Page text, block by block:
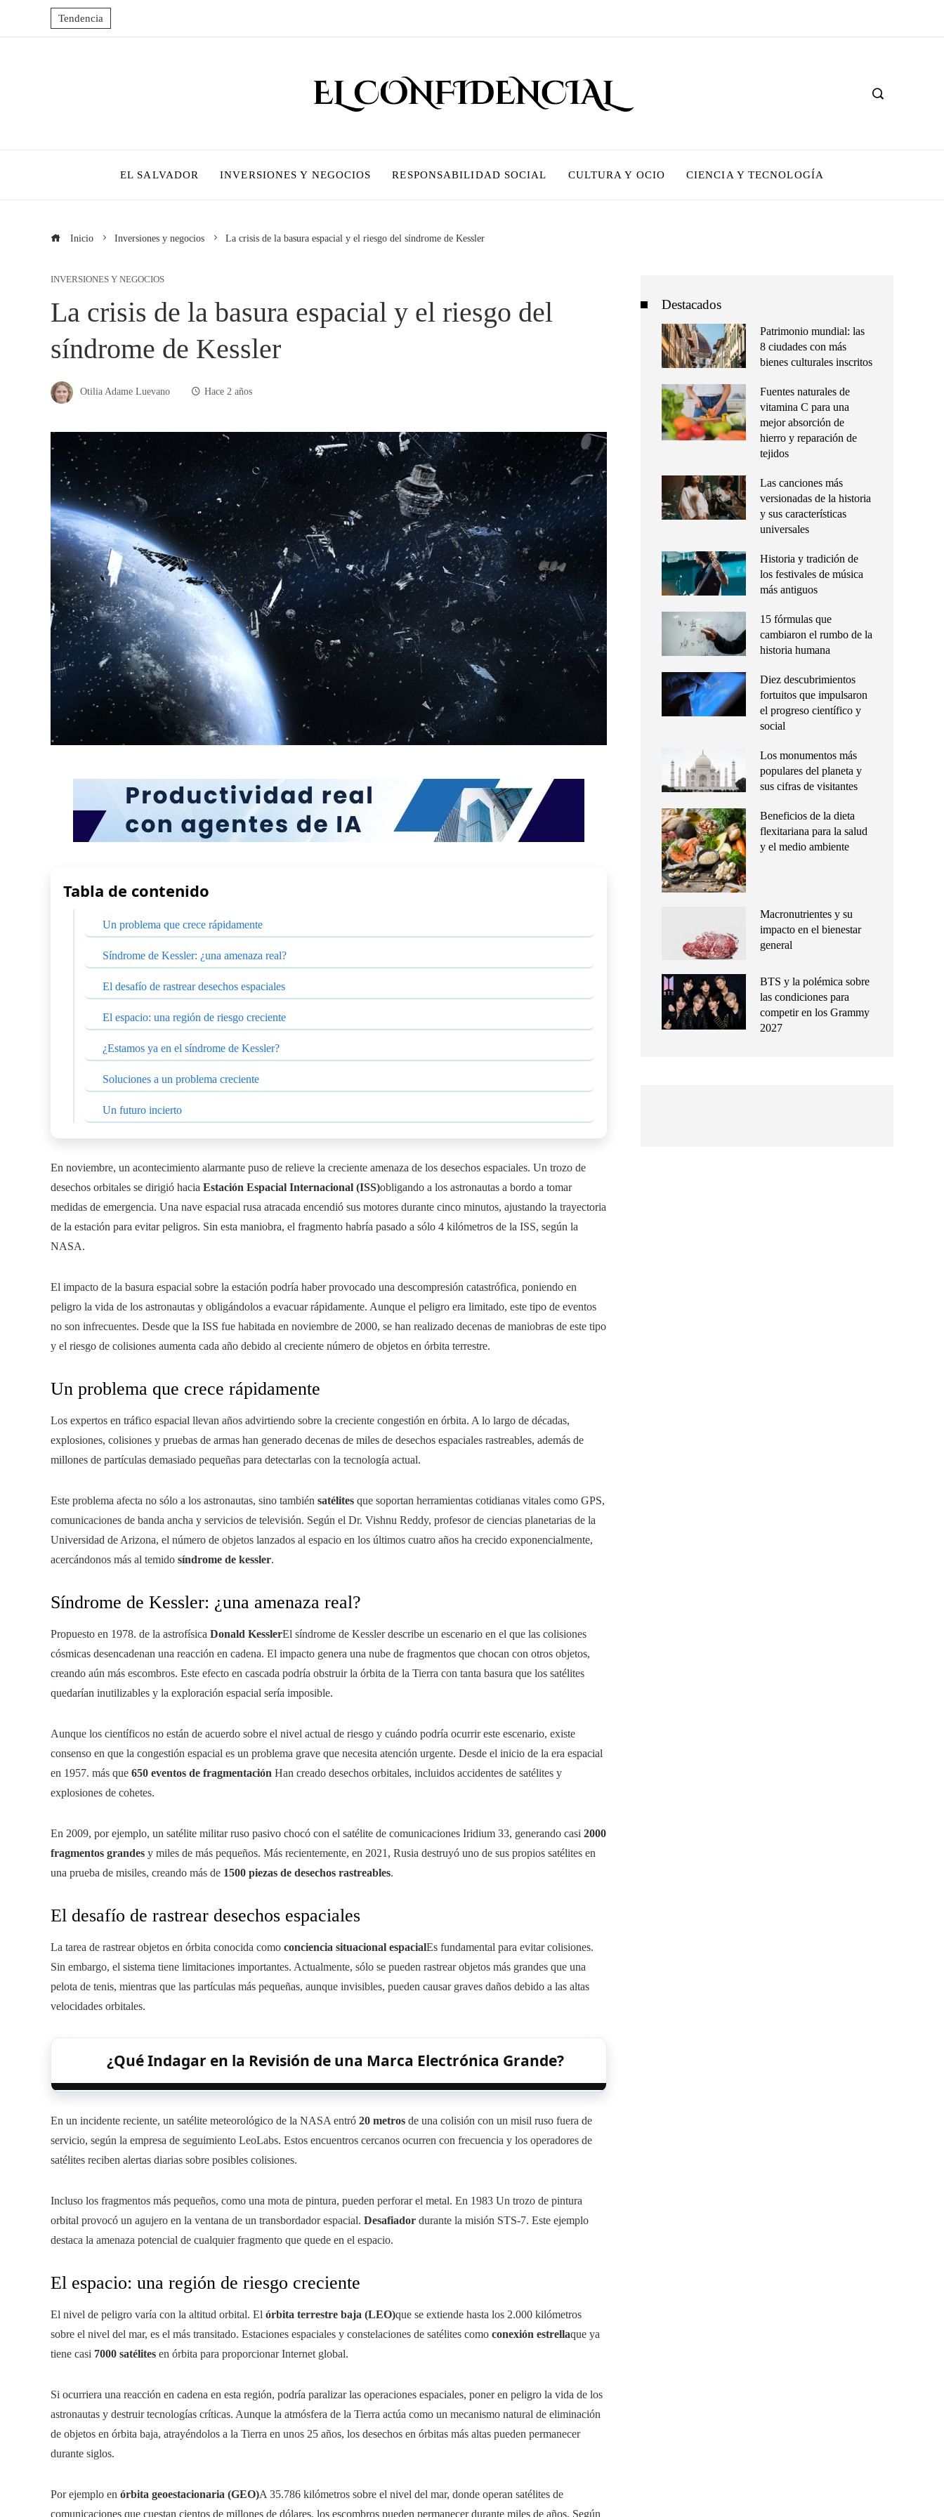
Tendencia
EL SALVADOR INVERSIONES Y NEGOCIOS RESPONSABILIDAD SOCIAL CULTURA Y OCIO CIENCIA Y TECNOLOGÍA
Inicio Inversiones y negocios La crisis de la basura espacial y el riesgo del síndrome de Kessler
INVERSIONES Y NEGOCIOS
La crisis de la basura espacial y el riesgo del
síndrome de Kessler
Otilia Adame Luevano Hace 2 años
Tabla de contenido
Un problema que crece rápidamente
Síndrome de Kessler: ¿una amenaza real?
El desafío de rastrear desechos espaciales
El espacio: una región de riesgo creciente
¿Estamos ya en el síndrome de Kessler?
Soluciones a un problema creciente
Un futuro incierto
En noviembre, un acontecimiento alarmante puso de relieve la creciente amenaza de los desechos espaciales. Un trozo de
desechos orbitales se dirigió hacia Estación Espacial Internacional (ISS)obligando a los astronautas a bordo a tomar
medidas de emergencia. Una nave espacial rusa atracada encendió sus motores durante cinco minutos, ajustando la trayectoria
de la estación para evitar peligros. Sin esta maniobra, el fragmento habría pasado a sólo 4 kilómetros de la ISS, según la
NASA.
El impacto de la basura espacial sobre la estación podría haber provocado una descompresión catastrófica, poniendo en
peligro la vida de los astronautas y obligándolos a evacuar rápidamente. Aunque el peligro era limitado, este tipo de eventos
no son infrecuentes. Desde que la ISS fue habitada en noviembre de 2000, se han realizado decenas de maniobras de este tipo
y el riesgo de colisiones aumenta cada año debido al creciente número de objetos en órbita terrestre.
Un problema que crece rápidamente
Los expertos en tráfico espacial llevan años advirtiendo sobre la creciente congestión en órbita. A lo largo de décadas,
explosiones, colisiones y pruebas de armas han generado decenas de miles de desechos espaciales rastreables, además de
millones de partículas demasiado pequeñas para detectarlas con la tecnología actual.
Este problema afecta no sólo a los astronautas, sino también satélites que soportan herramientas cotidianas vitales como GPS,
comunicaciones de banda ancha y servicios de televisión. Según el Dr. Vishnu Reddy, profesor de ciencias planetarias de la
Universidad de Arizona, el número de objetos lanzados al espacio en los últimos cuatro años ha crecido exponencialmente,
acercándonos más al temido síndrome de kessler.
Síndrome de Kessler: ¿una amenaza real?
Propuesto en 1978. de la astrofísica Donald KesslerEl síndrome de Kessler describe un escenario en el que las colisiones
cósmicas desencadenan una reacción en cadena. El impacto genera una nube de fragmentos que chocan con otros objetos,
creando aún más escombros. Este efecto en cascada podría obstruir la órbita de la Tierra con tanta basura que los satélites
quedarían inutilizables y la exploración espacial sería imposible.
Aunque los científicos no están de acuerdo sobre el nivel actual de riesgo y cuándo podría ocurrir este escenario, existe
consenso en que la congestión espacial es un problema grave que necesita atención urgente. Desde el inicio de la era espacial
en 1957. más que 650 eventos de fragmentación Han creado desechos orbitales, incluidos accidentes de satélites y
explosiones de cohetes.
En 2009, por ejemplo, un satélite militar ruso pasivo chocó con el satélite de comunicaciones Iridium 33, generando casi 2000
fragmentos grandes y miles de más pequeños. Más recientemente, en 2021, Rusia destruyó uno de sus propios satélites en
una prueba de misiles, creando más de 1500 piezas de desechos rastreables.
El desafío de rastrear desechos espaciales
La tarea de rastrear objetos en órbita conocida como conciencia situacional espacialEs fundamental para evitar colisiones.
Sin embargo, el sistema tiene limitaciones importantes. Actualmente, sólo se pueden rastrear objetos más grandes que una
pelota de tenis, mientras que las partículas más pequeñas, aunque invisibles, pueden causar graves daños debido a las altas
velocidades orbitales.
¿Qué Indagar en la Revisión de una Marca Electrónica Grande?
En un incidente reciente, un satélite meteorológico de la NASA entró 20 metros de una colisión con un misil ruso fuera de
servicio, según la empresa de seguimiento LeoLabs. Estos encuentros cercanos ocurren con frecuencia y los operadores de
satélites reciben alertas diarias sobre posibles colisiones.
Incluso los fragmentos más pequeños, como una mota de pintura, pueden perforar el metal. En 1983 Un trozo de pintura
orbital provocó un agujero en la ventana de un transbordador espacial. Desafiador durante la misión STS-7. Este ejemplo
destaca la amenaza potencial de cualquier fragmento que quede en el espacio.
El espacio: una región de riesgo creciente
El nivel de peligro varía con la altitud orbital. El órbita terrestre baja (LEO)que se extiende hasta los 2.000 kilómetros
sobre el nivel del mar, es el más transitado. Estaciones espaciales y constelaciones de satélites como conexión estrellaque ya
tiene casi 7000 satélites en órbita para proporcionar Internet global.
Si ocurriera una reacción en cadena en esta región, podría paralizar las operaciones espaciales, poner en peligro la vida de los
astronautas y destruir tecnologías críticas. Aunque la atmósfera de la Tierra actúa como un mecanismo natural de eliminación
de objetos en órbita baja, atrayéndolos a la Tierra en unos 25 años, los desechos en órbitas más altas pueden permanecer
durante siglos.
Por ejemplo en órbita geoestacionaria (GEO)A 35.786 kilómetros sobre el nivel del mar, donde operan satélites de
comunicaciones que cuestan cientos de millones de dólares, los escombros pueden permanecer durante miles de años. Según
Destacados
Patrimonio mundial: las
8 ciudades con más
bienes culturales inscritos
Fuentes naturales de
vitamina C para una
mejor absorción de
hierro y reparación de
tejidos
Las canciones más
versionadas de la historia
y sus características
universales
Historia y tradición de
los festivales de música
más antiguos
15 fórmulas que
cambiaron el rumbo de la
historia humana
Diez descubrimientos
fortuitos que impulsaron
el progreso científico y
social
Los monumentos más
populares del planeta y
sus cifras de visitantes
Beneficios de la dieta
flexitariana para la salud
y el medio ambiente
Macronutrientes y su
impacto en el bienestar
general
BTS y la polémica sobre
las condiciones para
competir en los Grammy
2027